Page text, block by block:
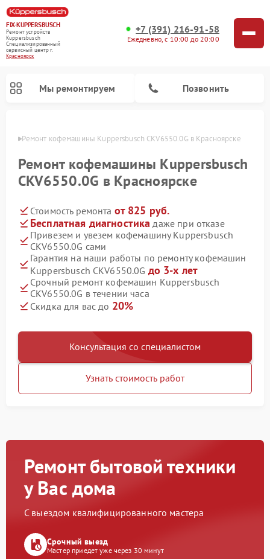
FIX-KUPPERSBUSCH
Ремонт устройств
Kuppersbusch
Специализированный
cервисный центр г.
Красноярск
+7 (391) 216-91-58
Ежедневно, с 10:00 до 20:00
Мы ремонтируем Позвонить
Ремонт кофемашины Kuppersbusch CKV6550.0G в Красноярске
Ремонт кофемашины Kuppersbusch
CKV6550.0G в Красноярске
Стоимость ремонта от 825 руб.
Бесплатная диагностика даже при отказе
Привезем и увезем кофемашину Kuppersbusch
CKV6550.0G сами
Гарантия на наши работы по ремонту кофемашин
Kuppersbusch CKV6550.0G до 3-х лет
Срочный ремонт кофемашин Kuppersbusch
CKV6550.0G в течении часа
Скидка для вас до 20%
Консультация со специалистом
Узнать стоимость работ
Ремонт бытовой техники
у Вас дома
С выездом квалифицированного мастера
Срочный выезд
Мастер приедет уже через 30 минут